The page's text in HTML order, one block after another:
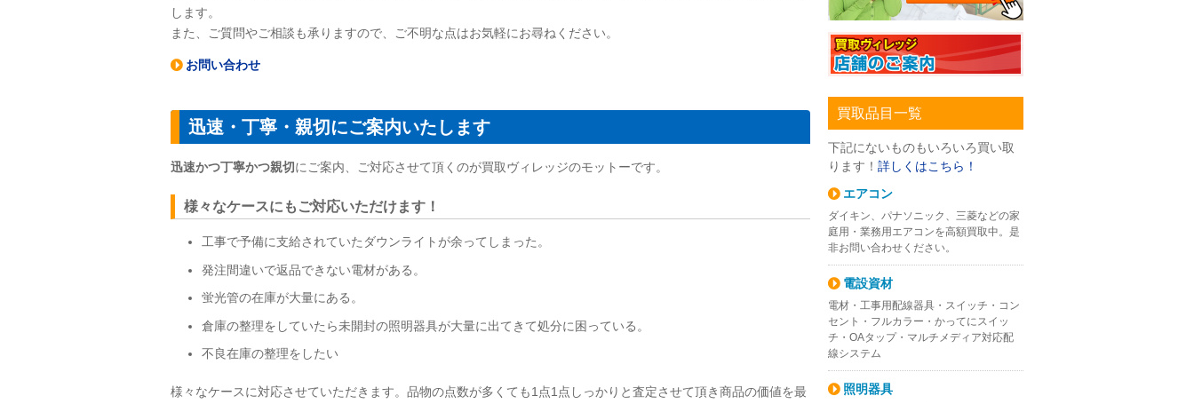
します。
また、ご質問やご相談も承りますので、ご不明な点はお気軽にお尋ねください。
お問い合わせ
迅速・丁寧・親切にご案内いたします
迅速かつ丁寧かつ親切にご案内、ご対応させて頂くのが買取ヴィレッジのモットーです。
様々なケースにもご対応いただけます！
工事で予備に支給されていたダウンライトが余ってしまった。
発注間違いで返品できない電材がある。
蛍光管の在庫が大量にある。
倉庫の整理をしていたら未開封の照明器具が大量に出てきて処分に困っている。
不良在庫の整理をしたい
様々なケースに対応させていただきます。品物の点数が多くても1点1点しっかりと査定させて頂き商品の価値を最
買取品目一覧
下記にないものもいろいろ買い取
ります！ 詳しくはこちら！
エアコン
ダイキン、パナソニック、三菱などの家
庭用・業務用エアコンを高額買取中。是
非お問い合わせください。
電設資材
電材・工事用配線器具・スイッチ・コン
セント・フルカラー・かってにスイッ
チ・OAタップ・マルチメディア対応配
線システム
照明器具